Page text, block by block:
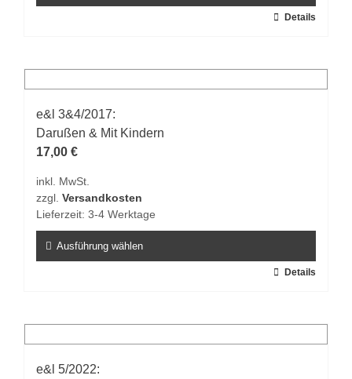
werden
Varianten
auf.
Die
Optionen
auf
der
gewählt
werden
Details
e&l 3&4/2017:
Darußen & Mit Kindern
17,00 €
inkl. MwSt.
zzgl. Versandkosten
Lieferzeit: 3-4 Werktage
Ausführung wählen
Varianten
auf.
Details
e&l 5/2022: